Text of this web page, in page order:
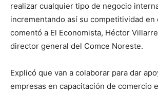
realizar cualquier tipo de negocio
incrementando así su competitividad en
comentó a El Economista, Héctor
director general del Comce Noreste.
Explicó que van a colaborar para dar
empresas en capacitación de comercio